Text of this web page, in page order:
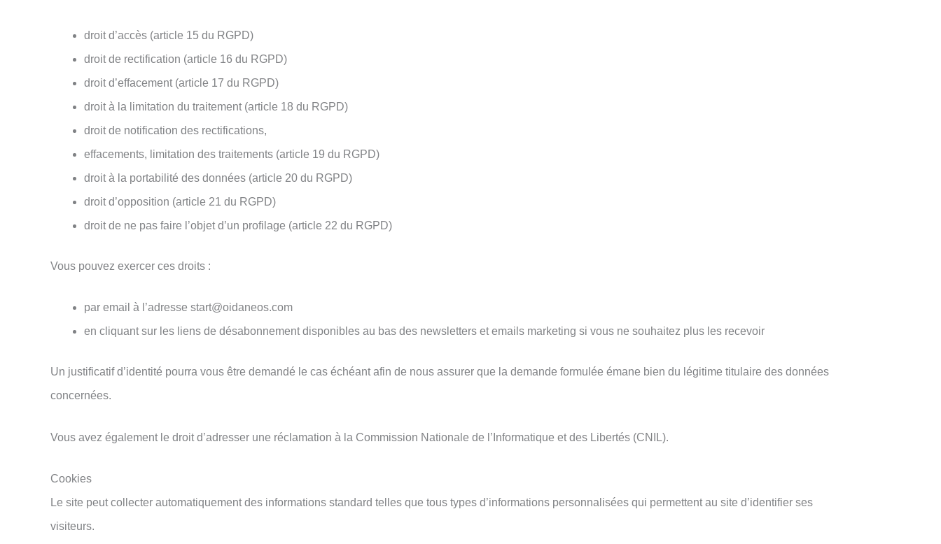
droit d’accès (article 15 du RGPD)
droit de rectification (article 16 du RGPD)
droit d’effacement (article 17 du RGPD)
droit à la limitation du traitement (article 18 du RGPD)
droit de notification des rectifications,
effacements, limitation des traitements (article 19 du RGPD)
droit à la portabilité des données (article 20 du RGPD)
droit d’opposition (article 21 du RGPD)
droit de ne pas faire l’objet d’un profilage (article 22 du RGPD)
Vous pouvez exercer ces droits :
par email à l’adresse start@oidaneos.com
en cliquant sur les liens de désabonnement disponibles au bas des newsletters et emails marketing si vous ne souhaitez plus les recevoir
Un justificatif d’identité pourra vous être demandé le cas échéant afin de nous assurer que la demande formulée émane bien du légitime titulaire des données
concernées.
Vous avez également le droit d’adresser une réclamation à la Commission Nationale de l’Informatique et des Libertés (CNIL).
Cookies
Le site peut collecter automatiquement des informations standard telles que tous types d’informations personnalisées qui permettent au site d’identifier ses
visiteurs.